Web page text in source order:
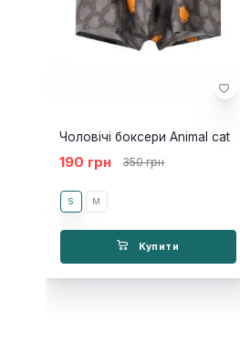
Чоловічі боксери Animal cat
190 грн 350 грн
S M
Купити